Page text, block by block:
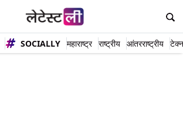
SOCIALLY महाराष्ट्र राष्ट्रीय आंतरराष्ट्रीय